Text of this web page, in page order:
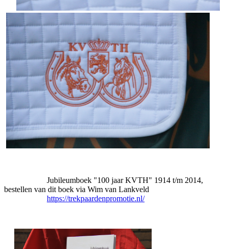
Jubileumboek "100 jaar KVTH" 1914 t/m 2014,
bestellen van dit boek via Wim van Lankveld
https://trekpaardenpromotie.nl/